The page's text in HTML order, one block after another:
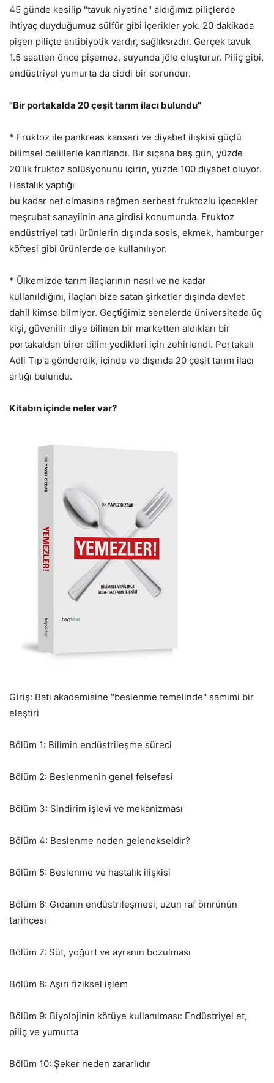
45 günde kesilip "tavuk niyetine" aldığımız piliçlerde
ihtiyaç duyduğumuz sülfür gibi içerikler yok. 20 dakikada
pişen piliçte antibiyotik vardır, sağlıksızdır. Gerçek tavuk
1.5 saatten önce pişemez, suyunda jöle oluşturur. Piliç gibi,
endüstriyel yumurta da ciddi bir sorundur.
"Bir portakalda 20 çeşit tarım ilacı bulundu"
* Fruktoz ile pankreas kanseri ve diyabet ilişkisi güçlü
bilimsel delillerle kanıtlandı. Bir sıçana beş gün, yüzde
20'lik fruktoz solüsyonunu içirin, yüzde 100 diyabet oluyor.
Hastalık yaptığı
bu kadar net olmasına rağmen serbest fruktozlu içecekler
meşrubat sanayiinin ana girdisi konumunda. Fruktoz
endüstriyel tatlı ürünlerin dışında sosis, ekmek, hamburger
köftesi gibi ürünlerde de kullanılıyor.
* Ülkemizde tarım ilaçlarının nasıl ve ne kadar
kullanıldığını, ilaçları bize satan şirketler dışında devlet
dahil kimse bilmiyor. Geçtiğimiz senelerde üniversitede üç
kişi, güvenilir diye bilinen bir marketten aldıkları bir
portakaldan birer dilim yedikleri için zehirlendi. Portakalı
Adli Tıp'a gönderdik, içinde ve dışında 20 çeşit tarım ilacı
artığı bulundu.
Kitabın içinde neler var?
Giriş: Batı akademisine "beslenme temelinde" samimi bir
eleştiri
Bölüm 1: Bilimin endüstrileşme süreci
Bölüm 2: Beslenmenin genel felsefesi
Bölüm 3: Sindirim işlevi ve mekanizması
Bölüm 4: Beslenme neden gelenekseldir?
Bölüm 5: Beslenme ve hastalık ilişkisi
Bölüm 6: Gıdanın endüstrileşmesi, uzun raf ömrünün
tarihçesi
Bölüm 7: Süt, yoğurt ve ayranın bozulması
Bölüm 8: Aşırı fiziksel işlem
Bölüm 9: Biyolojinin kötüye kullanılması: Endüstriyel et,
piliç ve yumurta
Bölüm 10: Şeker neden zararlıdır